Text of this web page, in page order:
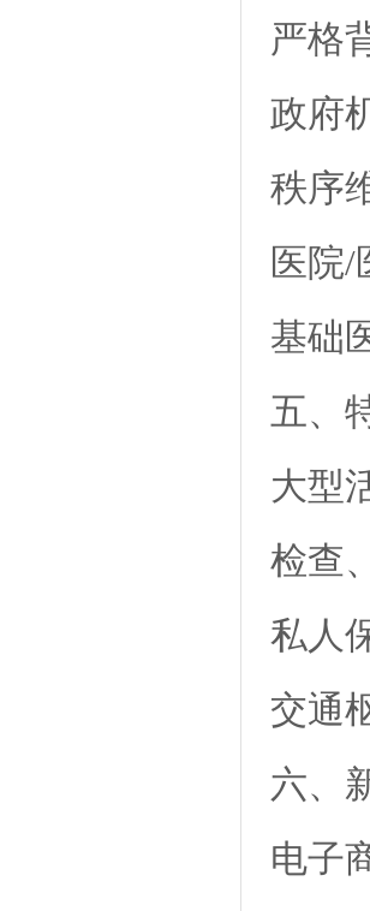
严格
政府
秩序
医院/
基础
五、
大型
检查
私人
交通
六、
电子